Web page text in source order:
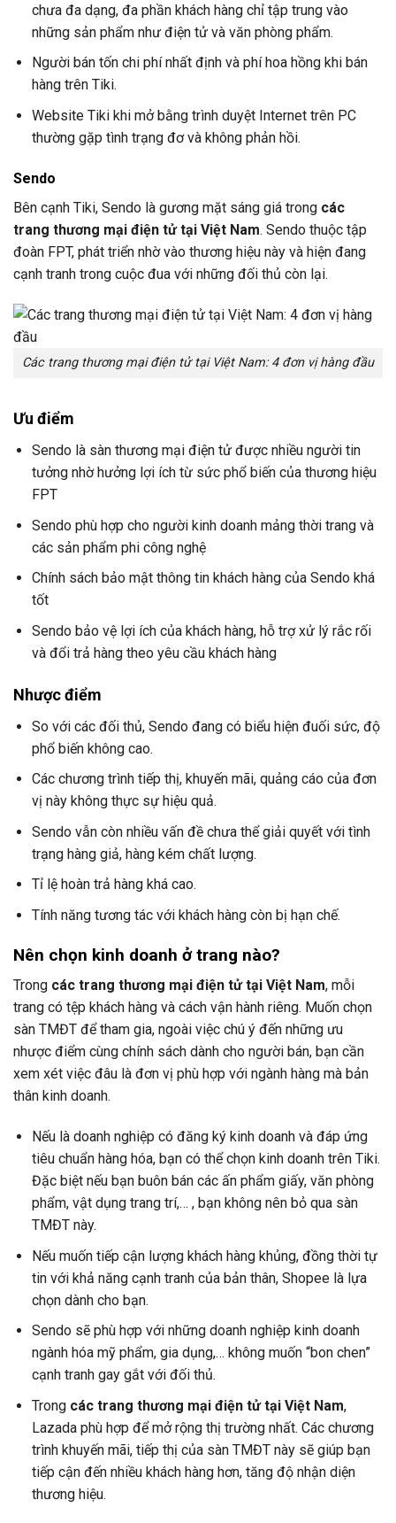
chưa đa dạng, đa phần khách hàng chỉ tập trung vào
những sản phẩm như điện tử và văn phòng phẩm.
Người bán tốn chi phí nhất định và phí hoa hồng khi bán
hàng trên Tiki.
Website Tiki khi mở bằng trình duyệt Internet trên PC
thường gặp tình trạng đơ và không phản hồi.
Sendo
Bên cạnh Tiki, Sendo là gương mặt sáng giá trong các
trang thương mại điện tử tại Việt Nam. Sendo thuộc tập
đoàn FPT, phát triển nhờ vào thương hiệu này và hiện đang
cạnh tranh trong cuộc đua với những đối thủ còn lại.
Các trang thương mại điện tử tại Việt Nam: 4 đơn vị hàng đầu
Ưu điểm
Sendo là sàn thương mại điện tử được nhiều người tin
tưởng nhờ hưởng lợi ích từ sức phổ biến của thương hiệu
FPT
Sendo phù hợp cho người kinh doanh mảng thời trang và
các sản phẩm phi công nghệ
Chính sách bảo mật thông tin khách hàng của Sendo khá
tốt
Sendo bảo vệ lợi ích của khách hàng, hỗ trợ xử lý rắc rối
và đổi trả hàng theo yêu cầu khách hàng
Nhược điểm
So với các đối thủ, Sendo đang có biểu hiện đuối sức, độ
phổ biến không cao.
Các chương trình tiếp thị, khuyến mãi, quảng cáo của đơn
vị này không thực sự hiệu quả.
Sendo vẫn còn nhiều vấn đề chưa thể giải quyết với tình
trạng hàng giả, hàng kém chất lượng.
Tỉ lệ hoàn trả hàng khá cao.
Tính năng tương tác với khách hàng còn bị hạn chế.
Nên chọn kinh doanh ở trang nào?
Trong các trang thương mại điện tử tại Việt Nam, mỗi
trang có tệp khách hàng và cách vận hành riêng. Muốn chọn
sàn TMĐT để tham gia, ngoài việc chú ý đến những ưu
nhược điểm cùng chính sách dành cho người bán, bạn cần
xem xét việc đâu là đơn vị phù hợp với ngành hàng mà bản
thân kinh doanh.
Nếu là doanh nghiệp có đăng ký kinh doanh và đáp ứng
tiêu chuẩn hàng hóa, bạn có thể chọn kinh doanh trên Tiki.
Đặc biệt nếu bạn buôn bán các ấn phẩm giấy, văn phòng
phẩm, vật dụng trang trí,… , bạn không nên bỏ qua sàn
TMĐT này.
Nếu muốn tiếp cận lượng khách hàng khủng, đồng thời tự
tin với khả năng cạnh tranh của bản thân, Shopee là lựa
chọn dành cho bạn.
Sendo sẽ phù hợp với những doanh nghiệp kinh doanh
ngành hóa mỹ phẩm, gia dụng,… không muốn “bon chen”
cạnh tranh gay gắt với đối thủ.
Trong các trang thương mại điện tử tại Việt Nam,
Lazada phù hợp để mở rộng thị trường nhất. Các chương
trình khuyến mãi, tiếp thị của sàn TMĐT này sẽ giúp bạn
tiếp cận đến nhiều khách hàng hơn, tăng độ nhận diện
thương hiệu.